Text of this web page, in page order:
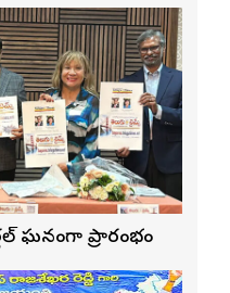
ఘనంగా ప్రారంభం